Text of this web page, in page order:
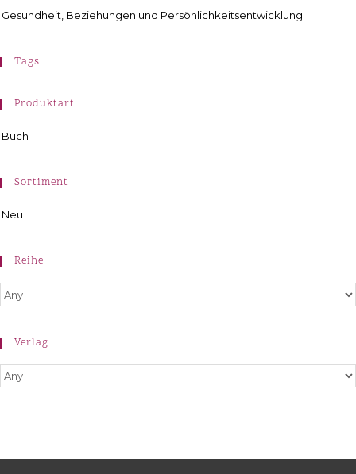
Gesundheit, Beziehungen und Persönlichkeitsentwicklung
Tags
Produktart
Buch
Sortiment
Neu
Reihe
Verlag